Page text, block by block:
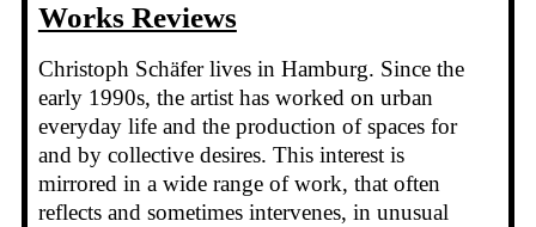
Works Reviews
Christoph Schäfer lives in Hamburg. Since the
early 1990s, the artist has worked on urban
everyday life and the production of spaces for
and by collective desires. This interest is
mirrored in a wide range of work, that often
reflects and sometimes intervenes, in unusual